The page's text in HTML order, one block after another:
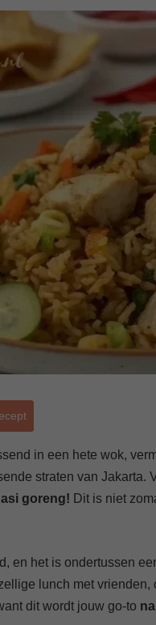
in een hete wok,
straten van Jakarta.
goreng! Dit is niet
en het is ondertussen
lunch met
dit wordt jouw go-to